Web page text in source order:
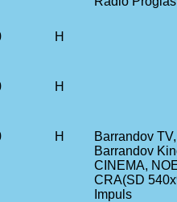
H
H
H
Barrandov
Barrandov
CINEMA,
CRA(SD
Impuls